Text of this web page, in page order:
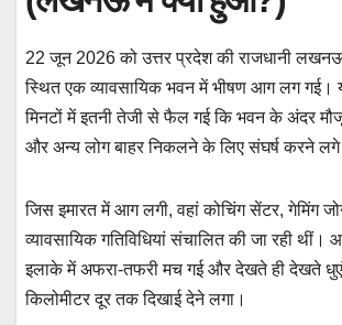
o
k
e
A
p
h
t
r
m
d
n
22 जून 2026 को उत्तर प्रदेश की राजधानी
स्थित एक व्यावसायिक भवन में भीषण आग लग
मिनटों में इतनी तेजी से फैल गई कि भवन के अंदर
और अन्य लोग बाहर निकलने के लिए संघर्ष करने
जिस इमारत में आग लगी, वहां कोचिंग सेंटर, गेमिंग
व्यावसायिक गतिविधियां संचालित की जा रही
इलाके में अफरा-तफरी मच गई और देखते ही देखते
किलोमीटर दूर तक दिखाई देने लगा।